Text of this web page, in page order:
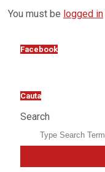
You must be logged in
Facebook
Cauta
Search